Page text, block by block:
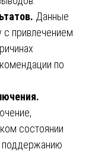
Данные
с привлечением
по
состоянии
поддержанию